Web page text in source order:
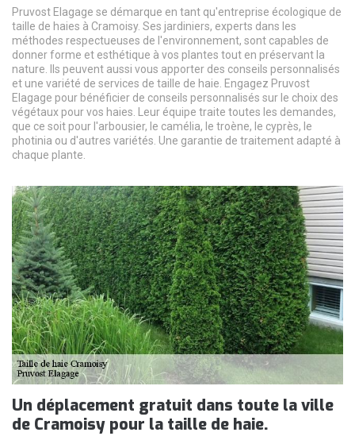
Pruvost Elagage se démarque en tant qu'entreprise écologique de
taille de haies à Cramoisy. Ses jardiniers, experts dans les
méthodes respectueuses de l'environnement, sont capables de
donner forme et esthétique à vos plantes tout en préservant la
nature. Ils peuvent aussi vous apporter des conseils personnalisés
et une variété de services de taille de haie. Engagez Pruvost
Elagage pour bénéficier de conseils personnalisés sur le choix des
végétaux pour vos haies. Leur équipe traite toutes les demandes,
que ce soit pour l'arbousier, le camélia, le troène, le cyprès, le
photinia ou d'autres variétés. Une garantie de traitement adapté à
chaque plante.
Un déplacement gratuit dans toute la ville
de Cramoisy pour la taille de haie.